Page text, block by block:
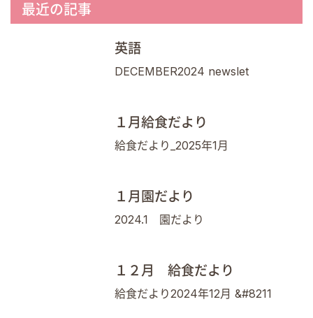
最近の記事
英語
DECEMBER2024 newslet
１月給食だより
給食だより_2025年1月
１月園だより
2024.1 園だより
１２月 給食だより
給食だより2024年12月 &#8211